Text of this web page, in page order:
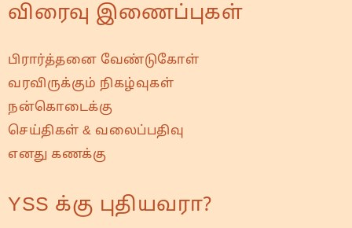
விரைவு இணைப்புகள்
பிரார்த்தனை வேண்டுகோள்
வரவிருக்கும் நிகழ்வுகள்
நன்கொடைக்கு
செய்திகள் & வலைப்பதிவு
எனது கணக்கு
YSS க்கு புதியவரா?